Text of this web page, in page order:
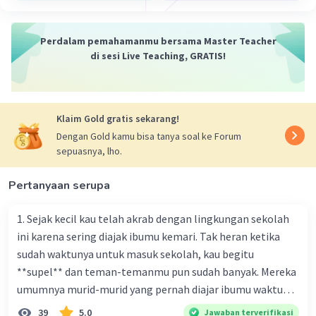
Kesimpulan:
Jadi, jumlah suku kata dalam satu bait gurindam adalah
Beri Rating·0.0(0) Balas
Perdalam pemahamanmu bersama Master Teacher
di sesi Live Teaching, GRATIS!
Klaim Gold gratis sekarang!
Dengan Gold kamu bisa tanya soal ke Forum
sepuasnya, lho.
Pertanyaan serupa
1. Sejak kecil kau telah akrab dengan lingkungan sekolah
ini karena sering diajak ibumu kemari. Tak heran ketika
sudah waktunya untuk masuk sekolah, kau begitu
**supel** dan teman-temanmu pun sudah banyak. Mereka
umumnya murid-murid yang pernah diajar ibumu waktu
kelas satu. Sedangkan aku? Aku waktu itu baru saja pindah
39 5.0 Jawaban terverifikasi